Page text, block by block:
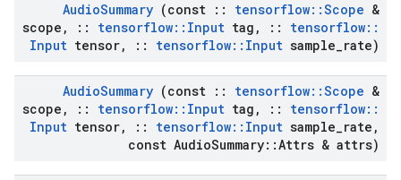
AudioSummary (const :: tensorflow::Scope &
scope , :: tensorflow:: Input tag , :: tensorflow::
Input tensor, :: tensorflow:: Input sample rate)
AudioSummary (const :: tensorflow::Scope &
scope , :: tensorflow:: Input tag , :: tensorflow::
Input tensor, :: tensorflow:: Input sample rate ,
const AudioSummary::Attrs & attrs)